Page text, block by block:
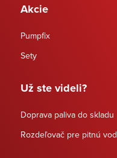
Akcie
Pumpfix
Sety
Už ste videli?
Doprava paliva do skladu
Rozdeľovač pre pitnú